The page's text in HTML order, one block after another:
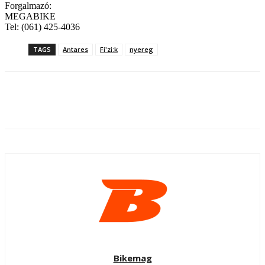
Forgalmazó:
MEGABIKE
Tel: (061) 425-4036
TAGS Antares Fi'zi:k nyereg
Bikemag